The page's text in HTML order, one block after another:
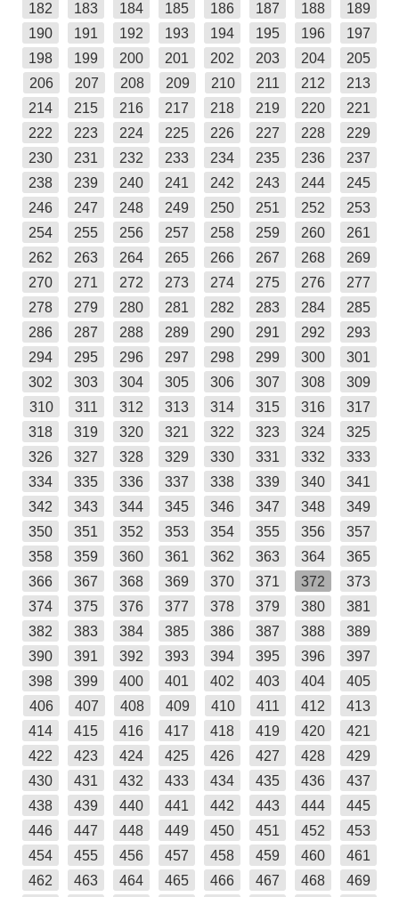
182 183 184 185 186 187 188
189
190
191 192 193 194 195 196
197
198
199 200 201 202 203 204
205
206
207 208 209 210 211 212
213
214
215 216 217 218 219 220
221
222
223 224 225 226 227 228
229
230
231 232 233 234 235 236
237
238
239 240 241 242 243 244
245
246
247 248 249 250 251 252
253
254
255 256 257 258 259 260
261
262
263 264 265 266 267 268
269
270
271 272 273 274 275 276
277
278
279 280 281 282 283 284
285
286
287 288 289 290 291 292
293
294
295 296 297 298 299 300
301
302
303 304 305 306 307 308
309
310
311 312 313 314 315 316
317
318
319 320 321 322 323 324
325
326
327 328 329 330 331 332
333
334
335 336 337 338 339 340
341
342
343 344 345 346 347 348
349
350
351 352 353 354 355 356
357
358
359 360 361 362 363 364
365
366
367 368 369 370 371 372
373
374
375 376 377 378 379 380
381
382
383 384 385 386 387 388
389
390
391 392 393 394 395 396
397
398
399 400 401 402 403 404
405
406
407 408 409 410 411 412
413
414
415 416 417 418 419 420
421
422
423 424 425 426 427 428
429
430
431 432 433 434 435 436
437
438
439 440 441 442 443 444
445
446
447 448 449 450 451 452
453
454
455 456 457 458 459 460
461
462
463 464 465 466 467 468
469